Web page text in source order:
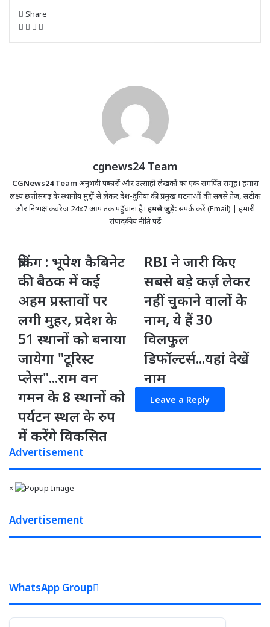
Share
Facebook
X WhatsApp
cgnews24 Team
CGNews24 Teamअनुभवी पत्रकारों और उत्साही लेखकों का एक समर्पित समूह। हमारा
लक्ष्य छत्तीसगढ़ के स्थानीय मुद्दों से लेकर देश-दुनिया की प्रमुख घटनाओं की सबसे तेज़, सटीक
और निष्पक्ष कवरेज 24x7 आप तक पहुँचाना है। हमसे जुड़ें:संपर्क करें (Email) | हमारी
संपादकीय नीति पढ़ें
ब्रेकिंग
:
भूपेश
कैबिनेट
की
बैठक
में
कई
अहम
प्रस्तावों
पर
लगी
मुहर,
प्रदेश
के
51
को
बनाया
प्लेस"...राम
वन
स्थानों
ब्रेकिंग : भूपेश कैबिनेट
की बैठक में कई
अहम प्रस्तावों पर
लगी मुहर, प्रदेश के
51 स्थानों को बनाया
जायेगा "टूरिस्ट
प्लेस"...राम वन
गमन के 8 स्थानों को
पर्यटन स्थल के रुप
में करेंगे विकसित
RBI
ने
जारी
किए
सबसे
बड़े
कर्ज़
लेकर
नहीं
वालों
नाम,
डिफॉल्टर्स...यहां
RBI ने जारी किए
सबसे बड़े कर्ज़ लेकर
नहीं चुकाने वालों के
नाम, ये हैं 30
विलफुल
डिफॉल्टर्स...यहां देखें
नाम
Leave a Reply
Advertisement
×
Advertisement
WhatsApp Group